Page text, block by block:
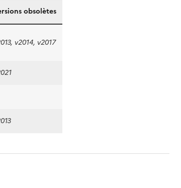
obsolètes
v2014, v2017